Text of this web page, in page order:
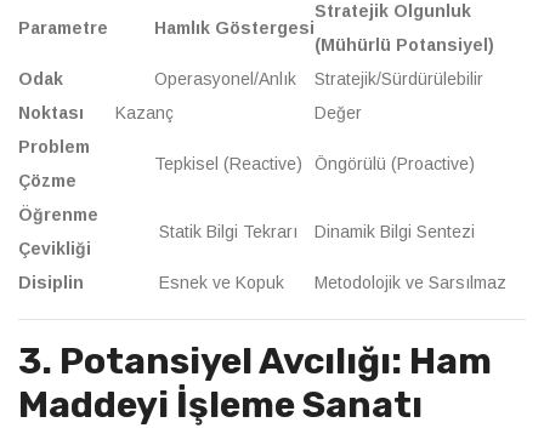
Parametre Hamlık Göstergesi
Stratejik Olgunluk
(Mühürlü Potansiyel)
Odak
Noktası
Operasyonel/Anlık
Kazanç
Stratejik/Sürdürülebilir
Değer
Problem
Çözme
Tepkisel (Reactive) Öngörülü (Proactive)
Öğrenme
Çevikliği
Statik Bilgi Tekrarı Dinamik Bilgi Sentezi
Disiplin Esnek ve Kopuk Metodolojik ve Sarsılmaz
3. Potansiyel Avcılığı: Ham
Maddeyi İşleme Sanatı